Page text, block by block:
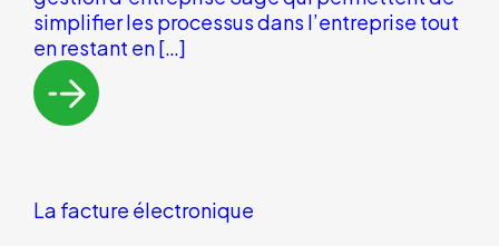
simplifier les processus dans l’entreprise tout
en restant en […]
La facture électronique